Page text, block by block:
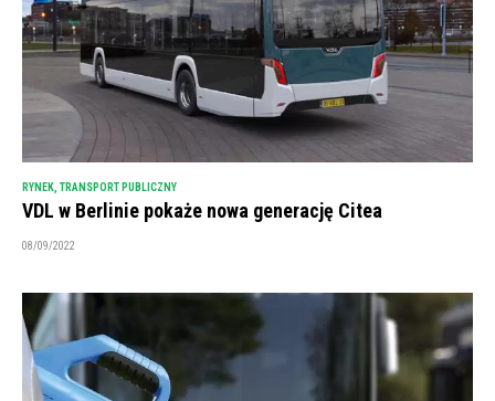
RYNEK, TRANSPORT PUBLICZNY
VDL w Berlinie pokaże nowa generację Citea
08/09/2022